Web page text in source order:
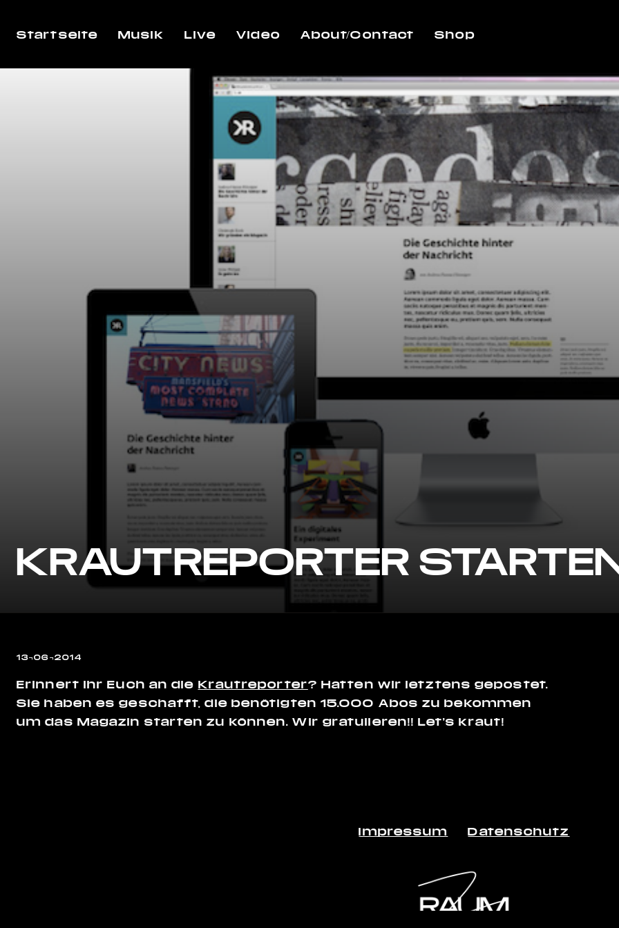
Startseite Musik Live Video About/Contact Shop
KRAUTREPORTER
13¬06¬2014
Erinnert Ihr Euch an die Krautreporter? Hatten wir letztens gepostet.
Sie haben es geschafft, die benötigten 15.000 Abos zu bekommen
um das Magazin starten zu können. Wir gratulieren!! Let’s kraut!
Impressum Datenschutz